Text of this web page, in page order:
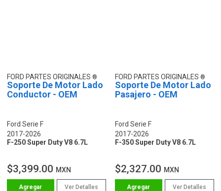
FORD PARTES ORIGINALES
Soporte De Motor Lado
Conductor - OEM
Ford Serie F
2017-2026
F-250 Super Duty V8 6.7L
$3,399.00 MXN
Ver Detalles
FORD PARTES ORIGINALES
Soporte De Motor Lado
Pasajero - OEM
Ford Serie F
2017-2026
F-350 Super Duty V8 6.7L
$2,327.00 MXN
Ver Detalles